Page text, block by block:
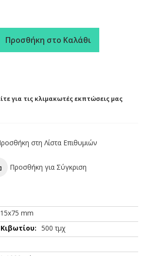
Προσθήκη στο Καλάθι
για τις κλιμακωτές εκπτώσεις μας
στη Λίστα Επιθυμιών
Προσθήκη για Σύγκριση
mm
500 τμχ